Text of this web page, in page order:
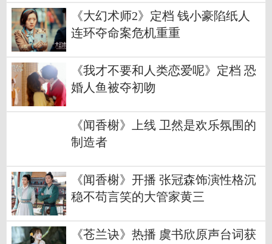
《大幻术师2》定档 钱小豪陷纸人
连环夺命案危机重重
《我才不要和人类恋爱呢》定档 恐
婚人鱼被夺初吻
《闻香榭》上线 卫然是欢乐氛围的
制造者
《闻香榭》开播 张冠森饰演性格沉
稳不苟言笑的大管家黄三
《苍兰诀》热播 虞书欣原声台词获